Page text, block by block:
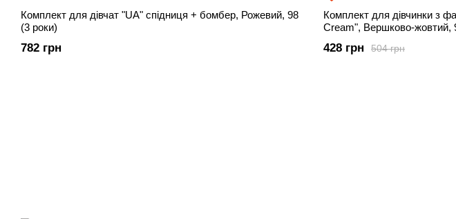
Комплект для дівчат "UA" спідниця + бомбер, Рожевий, 98
(3 роки)
782 грн
Комплект для дівчинки з
Cream", Вершково-жовтий,
504 грн
428 грн